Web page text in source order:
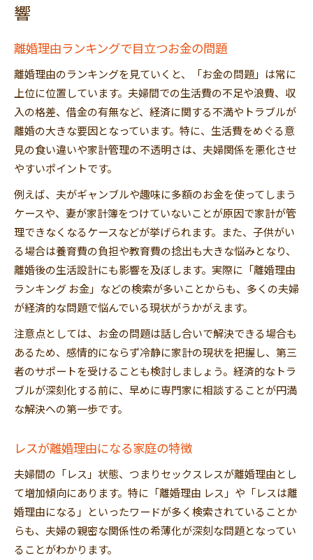
響
離婚理由ランキングで目立つお金の問題
離婚理由のランキングを見ていくと、「お金の問題」は常に
上位に位置しています。夫婦間での生活費の不足や浪費、収
入の格差、借金の有無など、経済に関する不満やトラブルが
離婚の大きな要因となっています。特に、生活費をめぐる意
見の食い違いや家計管理の不透明さは、夫婦関係を悪化させ
やすいポイントです。
例えば、夫がギャンブルや趣味に多額のお金を使ってしまう
ケースや、妻が家計簿をつけていないことが原因で家計が管
理できなくなるケースなどが挙げられます。また、子供がい
る場合は養育費の負担や教育費の捻出も大きな悩みとなり、
離婚後の生活設計にも影響を及ぼします。実際に「離婚理由
ランキング お金」などの検索が多いことからも、多くの夫婦
が経済的な問題で悩んでいる現状がうかがえます。
注意点としては、お金の問題は話し合いで解決できる場合も
あるため、感情的にならず冷静に家計の現状を把握し、第三
者のサポートを受けることも検討しましょう。経済的なトラ
ブルが深刻化する前に、早めに専門家に相談することが円満
な解決への第一歩です。
レスが離婚理由になる家庭の特徴
夫婦間の「レス」状態、つまりセックスレスが離婚理由とし
て増加傾向にあります。特に「離婚理由 レス」や「レスは離
婚理由になる」といったワードが多く検索されていることか
らも、夫婦の親密な関係性の希薄化が深刻な問題となってい
ることがわかります。